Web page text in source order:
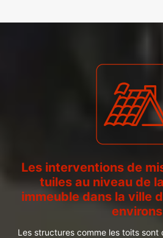
Les interventions de
tuiles au niveau de
immeuble dans la ville
environs
Les structures comme les toits sont